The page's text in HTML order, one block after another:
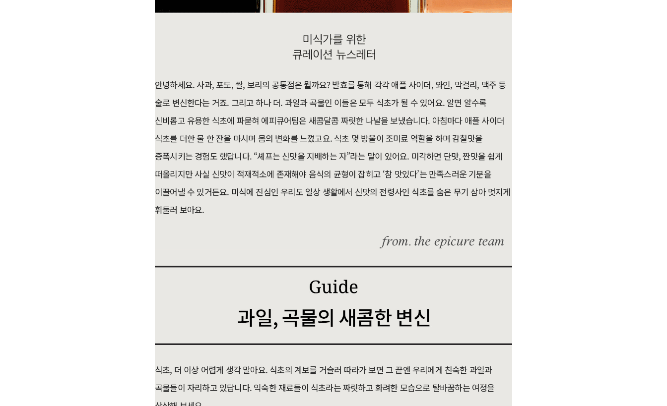
안녕하세요. 사과, 포도, 쌀, 보리의 공통점은 뭘까요? 발효를 통해 각각 애플 사이더, 와인, 막걸리, 맥주 등
술로 변신한다는 거죠. 그리고 하나 더. 과일과 곡물인 이들은 모두 식초가 될 수 있어요. 알면 알수록
신비롭고 유용한 식초에 파묻혀 에피큐어팀은 새콤달콤 짜릿한 나날을 보냈습니다. 아침마다 애플 사이더
식초를 더한 물 한 잔을 마시며 몸의 변화를 느꼈고요. 식초 몇 방울이 조미료 역할을 하며 감칠맛을
증폭시키는 경험도 했답니다. “셰프는 신맛을 지배하는 자”라는 말이 있어요. 미각하면 단맛, 짠맛을 쉽게
떠올리지만 사실 신맛이 적재적소에 존재해야 음식의 균형이 잡히고 ‘참 맛있다’는 만족스러운 기분을
이끌어낼 수 있거든요. 미식에 진심인 우리도 일상 생활에서 신맛의 전령사인 식초를 숨은 무기 삼아 멋지게
휘둘러 보아요.
식초, 더 이상 어렵게 생각 말아요. 식초의 계보를 거슬러 따라가 보면 그 끝엔 우리에게 친숙한 과일과
곡물들이 자리하고 있답니다. 익숙한 재료들이 식초라는 짜릿하고 화려한 모습으로 탈바꿈하는 여정을